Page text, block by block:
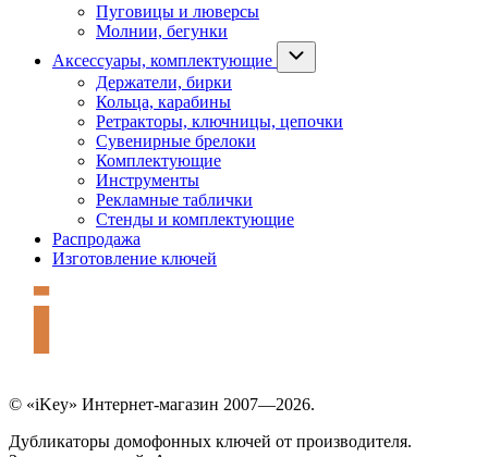
Пуговицы и люверсы
Молнии, бегунки
Аксессуары, комплектующие
Держатели, бирки
Кольца, карабины
Ретракторы, ключницы, цепочки
Сувенирные брелоки
Комплектующие
Инструменты
Рекламные таблички
Стенды и комплектующие
Распродажа
Изготовление ключей
© «iKey» Интернет-магазин 2007—2026.
Дубликаторы домофонных ключей от производителя.